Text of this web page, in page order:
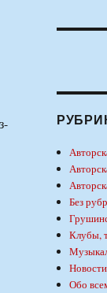
Без
Клубы,
Новости
Обо